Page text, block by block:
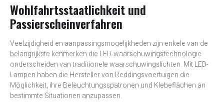
Wohlfahrtsstaatlichkeit und
Passierscheinverfahren
Veelzijdigheid en aanpassingsmogelijkheden zijn enkele van de
belangrijkste kenmerken die LED-waarschuwingstechnologie
onderscheiden van traditionele waarschuwingslichten. Mit LED-
Lampen haben die Hersteller von Reddingsvoertuigen die
Möglichkeit, ihre Beleuchtungsspatronen und Klebeflächen an
bestimmte Situationen anzupassen.